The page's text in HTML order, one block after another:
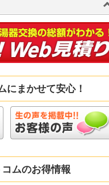
にまかせて安心！
ムのお得情報